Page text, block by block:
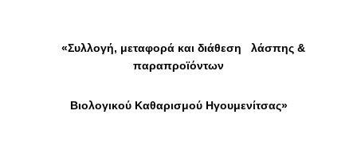
«Συλλογή, μεταφορά και διάθεση λάσπης &
παραπροϊόντων
Βιολογικού Καθαρισμού Ηγουμενίτσας»